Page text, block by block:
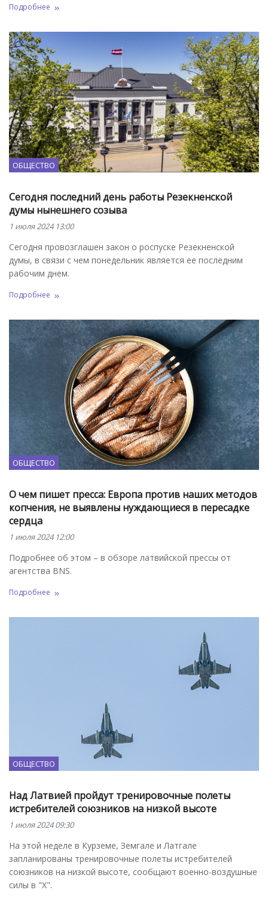
Подробнее
ОБЩЕСТВО
Сегодня последний день работы Резекненской
думы нынешнего созыва
1 июля 2024 13:00
Сегодня провозглашен закон о роспуске Резекненской
думы, в связи с чем понедельник является ее последним
рабочим днем.
Подробнее
ОБЩЕСТВО
О чем пишет пресса: Европа против наших методов
копчения, не выявлены нуждающиеся в пересадке
сердца
1 июля 2024 12:00
Подробнее об этом – в обзоре латвийской прессы от
агентства BNS.
Подробнее
ОБЩЕСТВО
Над Латвией пройдут тренировочные полеты
истребителей союзников на низкой высоте
1 июля 2024 09:30
На этой неделе в Курземе, Земгале и Латгале
запланированы тренировочные полеты истребителей
союзников на низкой высоте, сообщают военно-воздушные
силы в "X".